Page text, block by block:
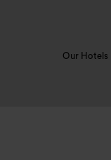
Our Hotels